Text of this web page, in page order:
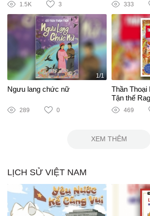
1.5K 3 333
1/1
Ngưu lang chức nữ
289 0
Thần Thoại
Tận thế
469
XEM THÊM
LỊCH SỬ VIỆT NAM